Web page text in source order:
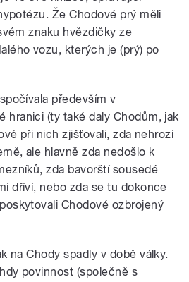
Že Chodové prý měli
znaku hvězdičky ze
vozu, kterých je (prý) po
především v
hranici (ty také daly Chodům, jak
při nich zjišťovali, zda nehrozí
ale hlavně zda nedošlo k
zda bavorští sousedé
dříví, nebo zda se tu dokonce
Chodové ozbrojený
na Chody spadly v době války.
povinnost (společně s